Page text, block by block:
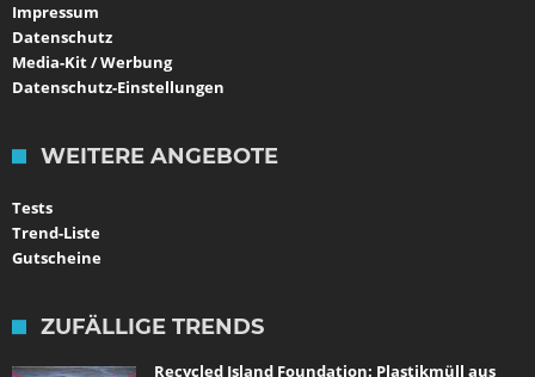
Impressum
Datenschutz
Media-Kit / Werbung
Datenschutz-Einstellungen
WEITERE ANGEBOTE
Tests
Trend-Liste
Gutscheine
ZUFÄLLIGE TRENDS
Recycled Island Foundation: Plastikmüll aus